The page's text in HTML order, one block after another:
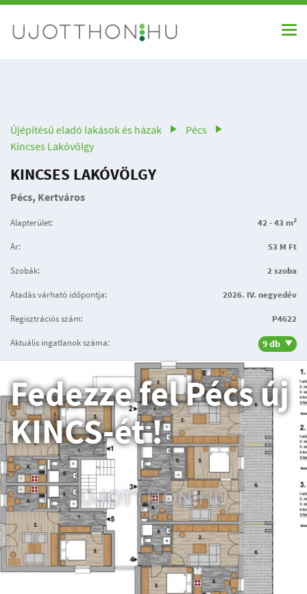
Újépítésű eladó lakások és házak
Pécs
Kincses Lakóvölgy
KINCSES LAKÓVÖLGY
Pécs, Kertváros
Alapterület: 42 - 43 m2
Ár: 53 M Ft
Szobák: 2 szoba
Átadás várható időpontja: 2026. IV. negyedév
Regisztrációs szám: P4622
Aktuális ingatlanok száma: 9 db
Fedezze fel Pécs új
KINCS-ét !